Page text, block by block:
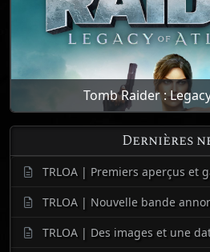
Tomb Raider :
Dernières
TRLOA | Premiers aperçus et
TRLOA | Nouvelle bande
TRLOA | Des images et une